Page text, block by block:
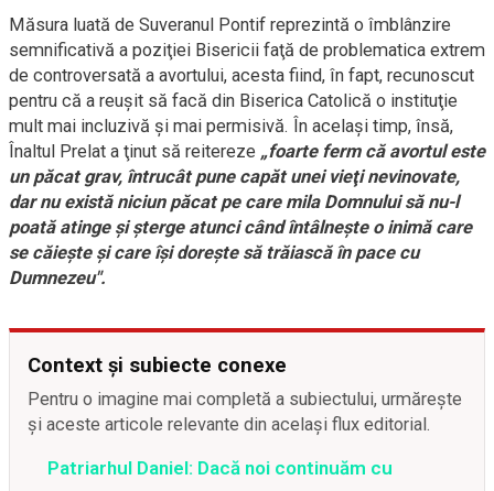
Măsura luată de Suveranul Pontif reprezintă o îmblânzire
semnificativă a poziţiei Bisericii faţă de problematica extrem
de controversată a avortului, acesta fiind, în fapt, recunoscut
pentru că a reuşit să facă din Biserica Catolică o instituţie
mult mai incluzivă şi mai permisivă. În acelaşi timp, însă,
Înaltul Prelat a ţinut să reitereze „foarte ferm că avortul este
un păcat grav, întrucât pune capăt unei vieţi nevinovate,
dar nu există niciun păcat pe care mila Domnului să nu-l
poată atinge şi şterge atunci când întâlneşte o inimă care
se căieşte şi care îşi doreşte să trăiască în pace cu
Dumnezeu".
Context și subiecte conexe
Pentru o imagine mai completă a subiectului, urmărește
și aceste articole relevante din același flux editorial.
Patriarhul Daniel: Dacă noi continuăm cu